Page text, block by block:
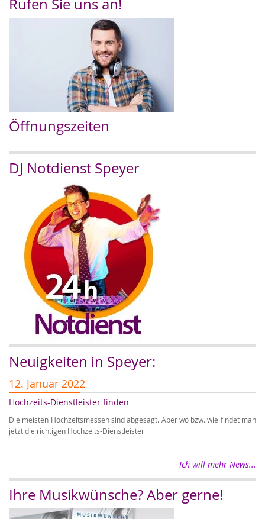
Rufen Sie uns an!
Öffnungszeiten
DJ Notdienst Speyer
Neuigkeiten in Speyer:
12. Januar 2022
Hochzeits-Dienstleister finden
Die meisten Hochzeitsmessen sind abgesagt. Aber wo bzw. wie findet man
jetzt die richtigen Hochzeits-Dienstleister
Ich will mehr News...
Ihre Musikwünsche? Aber gerne!